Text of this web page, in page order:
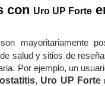
con Uro UP Forte
mayoritariamente
salud y sitios de
Por ejemplo, un
, Uro UP Forte